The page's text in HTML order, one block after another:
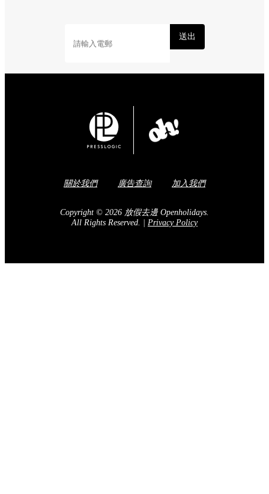
送出
關於我們 廣告查詢 加入我們
Copyright © 2026 放假去邊 Openholidays.
All Rights Reserved.
Privacy Policy